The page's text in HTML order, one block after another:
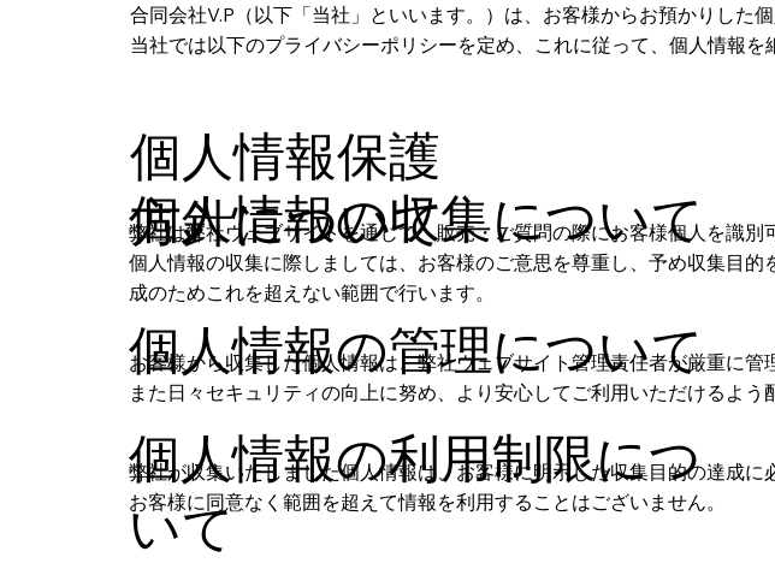
個人情報の収集について
弊社は弊社ウェブサイトを通じて、販売・ご質問の際にお客様個人を識別
個人情報の収集に際しましては、お客様のご意思を尊重し、予め収集目
成のためこれを超えない範囲で行います。
個人情報の管理について
お客様から収集した個人情報は、弊社ウェブサイト管理責任者が厳重に
また日々セキュリティの向上に努め、より安心してご利用いただけるよう
個人情報の利用制限につ
いて
弊社が収集いたしました個人情報は、お客様に明示した収集目的の達成に
お客様に同意なく範囲を超えて情報を利用することはございません。
​個人情報保護
方針について
合同会社V.P（以下「当社」といいます。）は、お客様からお預かりした
当社では以下のプライバシーポリシーを定め、これに従って、個人情報を